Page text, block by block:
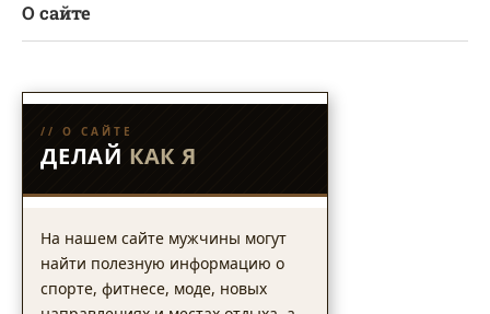
О сайте
// О САЙТЕ
ДЕЛАЙ КАК Я
На нашем сайте мужчины могут
найти полезную информацию о
спорте, фитнесе, моде, новых